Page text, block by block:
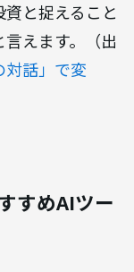
と捉えること
えます。（出
対話」で変
すめAIツー